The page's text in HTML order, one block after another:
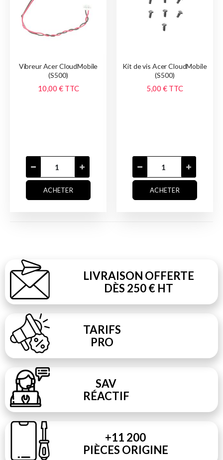
Vibreur Acer CloudMobile
(S500)
10,00 € TTC
ACHETER
Kit de vis Acer CloudMobile
(S500)
5,00 € TTC
ACHETER
LIVRAISON OFFERTE
DÈS 250 € HT
TARIFS
PRO
SAV
RÉACTIF
+11 200
PIÈCES ORIGINE